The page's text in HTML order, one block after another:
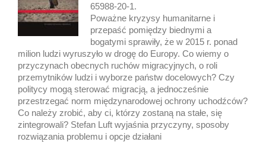
65988-20-1.
Poważne kryzysy humanitarne i
przepaść pomiędzy biednymi a
bogatymi sprawiły, że w 2015 r. ponad
milion ludzi wyruszyło w drogę do Europy. Co wiemy o
przyczynach obecnych ruchów migracyjnych, o roli
przemytników ludzi i wyborze państw docelowych? Czy
politycy mogą sterować migracją, a jednocześnie
przestrzegać norm międzynarodowej ochrony uchodźców?
Co należy zrobić, aby ci, którzy zostaną na stałe, się
zintegrowali? Stefan Luft wyjaśnia przyczyny, sposoby
rozwiązania problemu i opcje działani